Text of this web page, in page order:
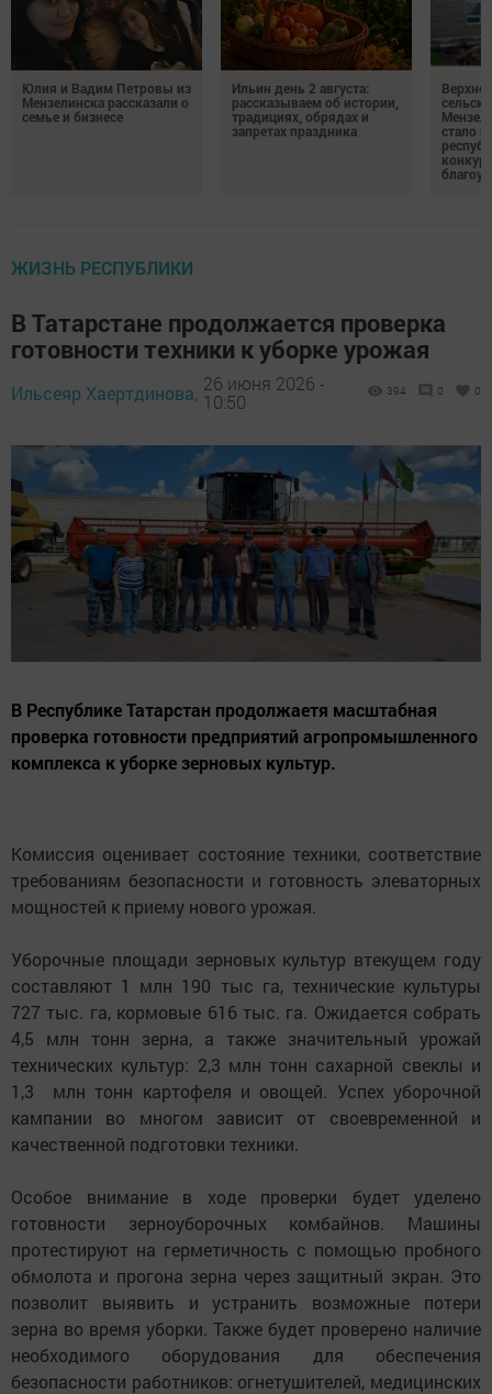
Юлия и Вадим Петровы из
Мензелинска рассказали о
семье и бизнесе
Ильин день 2 августа:
рассказываем об истории,
традициях, обрядах и
запретах праздника
стало
ЖИЗНЬ РЕСПУБЛИКИ
В Татарстане продолжается проверка
готовности техники к уборке урожая
Ильсеяр Хаертдинова, 26 июня 2026 -
10:50
394 0 0
В Республике Татарстан продолжаетя масштабная
проверка готовности предприятий агропромышленного
комплекса к уборке зерновых культур.
Комиссия оценивает состояние техники, соответствие
требованиям безопасности и готовность элеваторных
мощностей к приему нового урожая.
Уборочные площади зерновых культур втекущем году
составляют 1 млн 190 тыс га, технические культуры
727 тыс. га, кормовые 616 тыс. га. Ожидается собрать
4,5 млн тонн зерна, а также значительный урожай
технических культур: 2,3 млн тонн сахарной свеклы и
1,3 млн тонн картофеля и овощей. Успех уборочной
кампании во многом зависит от своевременной и
качественной подготовки техники.
Особое внимание в ходе проверки будет уделено
готовности зерноуборочных комбайнов. Машины
протестируют на герметичность с помощью пробного
обмолота и прогона зерна через защитный экран. Это
позволит выявить и устранить возможные потери
зерна во время уборки. Также будет проверено наличие
необходимого оборудования для обеспечения
безопасности работников: огнетушителей, медицинских